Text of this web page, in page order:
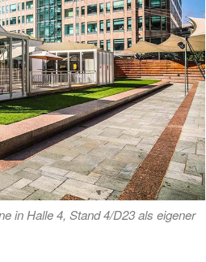
in Halle 4, Stand 4/D23 als eigener